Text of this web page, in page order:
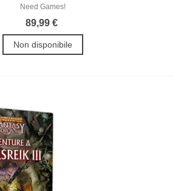
Need Games!
89,99 €
Non disponibile